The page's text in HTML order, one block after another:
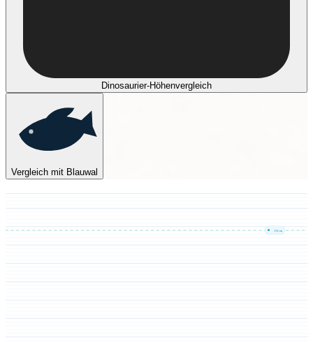
Dinosaurier-Höhenvergleich
Vergleich mit Blauwal
170cm